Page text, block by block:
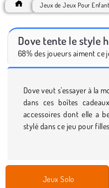
Jeux de Jeux Pour
Dove tente le style
68% des joueurs aiment ce
Dove veut s'essayer à la
dans ces boîtes
accessoires dont elle a
stylé dans ce jeu pour
Jeux Solo